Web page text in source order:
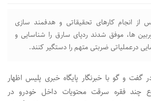
كلانتری11 پس از انجام كارهای تحقيقاتی و هدفمند سازی
ها، موفق شدند ردپای سارق را شناسایی و
درعملياتی ضربتی متهم را دستگير كنند.
گفت و گو با خبرنگار پايگاه خبری پليس اظهار
چند فقره سرقت محتويات داخل خودرو در